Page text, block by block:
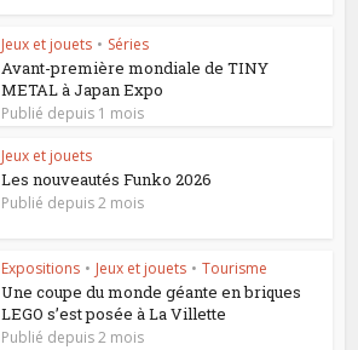
Jeux et jouets • Séries
Avant-première mondiale de TINY
METAL à Japan Expo
Publié depuis 1 mois
Jeux et jouets
Les nouveautés Funko 2026
Publié depuis 2 mois
Expositions • Jeux et jouets • Tourisme
Une coupe du monde géante en briques
LEGO s’est posée à La Villette
Publié depuis 2 mois